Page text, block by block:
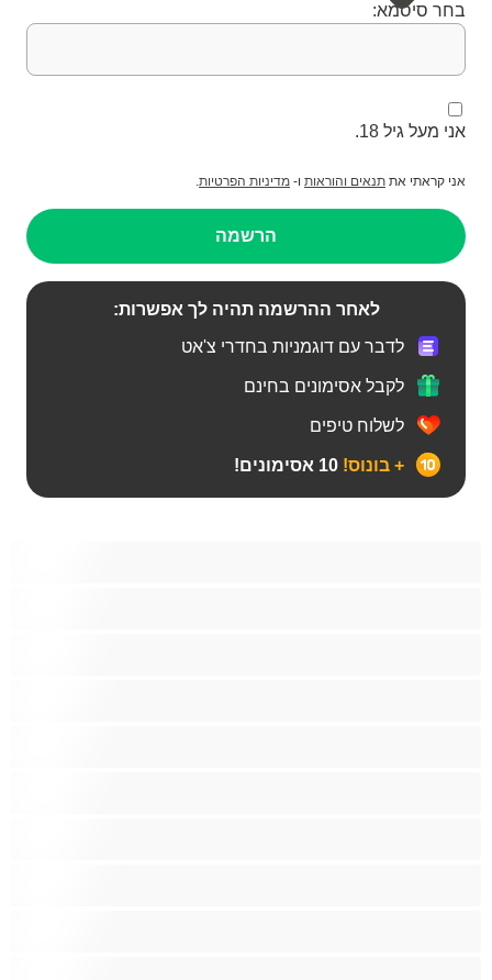
בחר סיסמא:
אני מעל גיל 18.
אני קראתי את תנאים והוראות ו- מדיניות הפרטיות.
הרשמה
לאחר ההרשמה תהיה לך אפשרות:
לדבר עם דוגמניות בחדרי צ'אט
לקבל אסימונים בחינם
לשלוח טיפים
+ בונוס!